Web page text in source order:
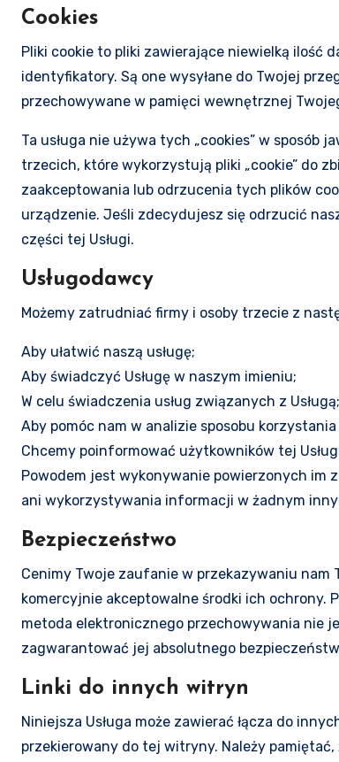
Cookies
Pliki cookie to pliki zawierające niewielką ilość
identyfikatory. Są one wysyłane do Twojej
przechowywane w pamięci wewnętrznej
Ta usługa nie używa tych „cookies” w sposób
trzecich, które wykorzystują pliki „cookie” do
zaakceptowania lub odrzucenia tych plików
urządzenie. Jeśli zdecydujesz się odrzucić
części tej Usługi.
Usługodawcy
Możemy zatrudniać firmy i osoby trzecie z
Aby ułatwić naszą usługę;
Aby świadczyć Usługę w naszym imieniu;
W celu świadczenia usług związanych z
Aby pomóc nam w analizie sposobu korzystania
Chcemy poinformować użytkowników tej
Powodem jest wykonywanie powierzonych im
ani wykorzystywania informacji w żadnym
Bezpieczeństwo
Cenimy Twoje zaufanie w przekazywaniu nam
komercyjnie akceptowalne środki ich ochrony.
metoda elektronicznego przechowywania nie
zagwarantować jej absolutnego
Linki do innych witryn
Niniejsza Usługa może zawierać łącza do
przekierowany do tej witryny. Należy